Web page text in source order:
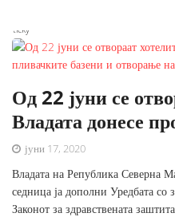
Sticky
Од 22 јуни се
Владата донесе
јуни 17, 2020
Владата на Република Северна
седница ја дополни Уредбата со
Законот за здравствената